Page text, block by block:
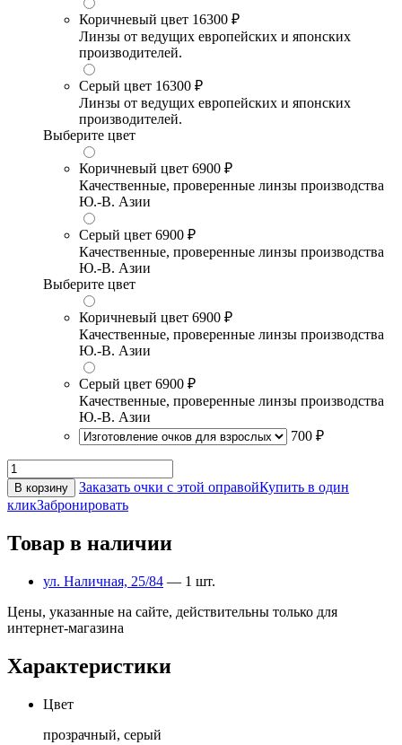
Коричневый цвет 16300 ₽
Линзы от ведущих европейских и японских
производителей.
Серый цвет 16300 ₽
Линзы от ведущих европейских и японских
производителей.
Выберите цвет
Коричневый цвет 6900 ₽
Качественные, проверенные линзы производства
Ю.-В. Азии
Серый цвет 6900 ₽
Качественные, проверенные линзы производства
Ю.-В. Азии
Выберите цвет
Коричневый цвет 6900 ₽
Качественные, проверенные линзы производства
Ю.-В. Азии
Серый цвет 6900 ₽
Качественные, проверенные линзы производства
Ю.-В. Азии
700 ₽
В корзину Заказать очки с этой оправойКупить в один
кликЗабронировать
Товар в наличии
ул. Наличная, 25/84 — 1 шт.
Цены, указанные на сайте, действительны только для
интернет-магазина
Характеристики
Цвет
прозрачный, серый